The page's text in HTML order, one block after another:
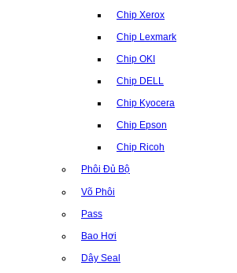
Chip Xerox
Chip Lexmark
Chip OKI
Chip DELL
Chip Kyocera
Chip Epson
Chip Ricoh
Phôi Đủ Bộ
Võ Phôi
Pass
Bao Hơi
Dây Seal